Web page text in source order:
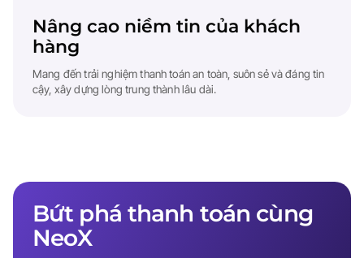
Nâng cao niềm tin của khách
hàng
Mang đến trải nghiệm thanh toán an toàn, suôn sẻ và đáng tin
cậy, xây dựng lòng trung thành lâu dài.
Bứt phá thanh toán cùng
NeoX